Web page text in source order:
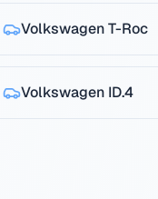
Volkswagen T-Roc
Volkswagen ID.4